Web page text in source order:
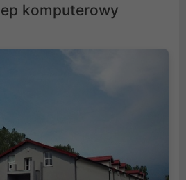
komputerowy